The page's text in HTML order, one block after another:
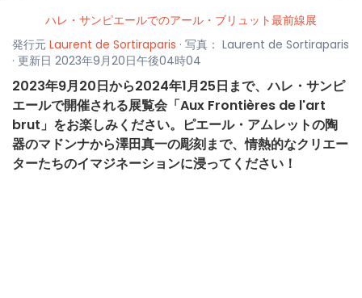
ハレ・サンピエールでのアール・ブリュット最前線展
発行元 Laurent de Sortiraparis · 写真： Laurent de Sortiraparis
· 更新日 2023年9月20日午後04時04
2023年9月20日から2024年1月25日まで、ハレ・サンピ
エールで開催される展覧会「Aux Frontières de l'art
brut」をお楽しみください。ピエール・アムレットの陶
器のマドンナから澤田真一の彫刻まで、情熱的なクリエー
ターたちのイマジネーションに浸ってください！